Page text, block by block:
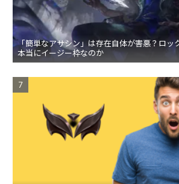
「簡単なアサシン」は存在自体が害悪？ロッ
本当にイージー枠なのか